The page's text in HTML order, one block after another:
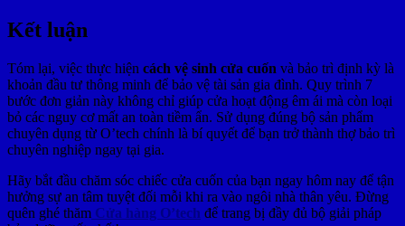
Kết luận
Tóm lại, việc thực hiện cách vệ sinh cửa cuốn và bảo trì định kỳ là
khoản đầu tư thông minh để bảo vệ tài sản gia đình. Quy trình 7
bước đơn giản này không chỉ giúp cửa hoạt động êm ái mà còn loại
bỏ các nguy cơ mất an toàn tiềm ẩn. Sử dụng đúng bộ sản phẩm
chuyên dụng từ O’tech chính là bí quyết để bạn trở thành thợ bảo trì
chuyên nghiệp ngay tại gia.
Hãy bắt đầu chăm sóc chiếc cửa cuốn của bạn ngay hôm nay để tận
hưởng sự an tâm tuyệt đối mỗi khi ra vào ngôi nhà thân yêu. Đừng
quên ghé thăm Cửa hàng O’tech để trang bị đầy đủ bộ giải pháp